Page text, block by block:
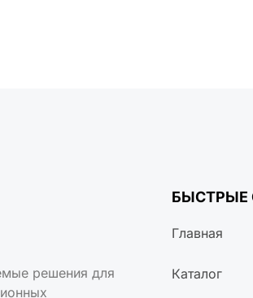
решения для
БЫСТРЫЕ
Главная
Каталог